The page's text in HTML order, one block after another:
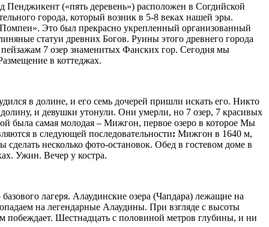
(«пять деревень») расположен в Согдийской
города, который возник в 5-8 веках нашей эры.
Это был прекрасно укрепленный организованный
статуи древних Богов. Руины этого древнего города
7 озер знаменитых Фанских гор. Сегодня мы
в коттеджах.
в долине, и его семь дочерей пришли искать его. Никто
и девушки утонули. Они умерли, но 7 озер, 7 красивых
была самая молодая – Мижгон, первое озеро в которое Мы
в следующей последовательности: Мижгон в 1640 м,
несколько фото-остановок. Обед в гостевом доме в
Ужин. Вечер у костра.
лагеря. Алаудинские озера (Чапдара) лежащие на
на легендарные Алаудины. При взгляде с высоты
побеждает. Шестнадцать с половиной метров глубины, и ни